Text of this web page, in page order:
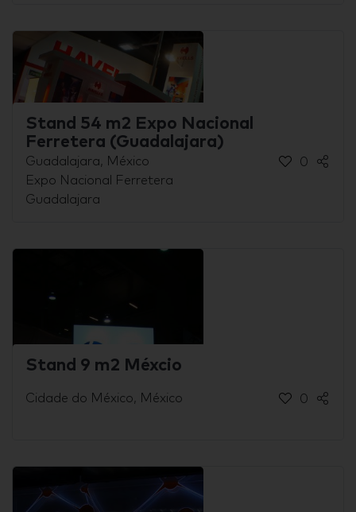
Stand 54 m2 Expo Nacional
Ferretera (Guadalajara)
Guadalajara, México
Expo Nacional Ferretera
Guadalajara
0
Stand 9 m2 Méxcio
Cidade do México, México 0